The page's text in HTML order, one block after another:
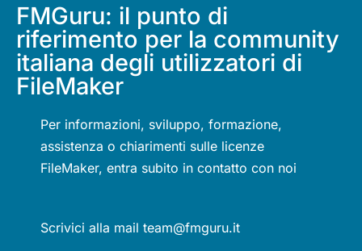
FMGuru: il punto di
riferimento per la community
italiana degli utilizzatori di
FileMaker
Per informazioni, sviluppo, formazione,
assistenza o chiarimenti sulle licenze
FileMaker, entra subito in contatto con noi
Scrivici alla mail team@fmguru.it